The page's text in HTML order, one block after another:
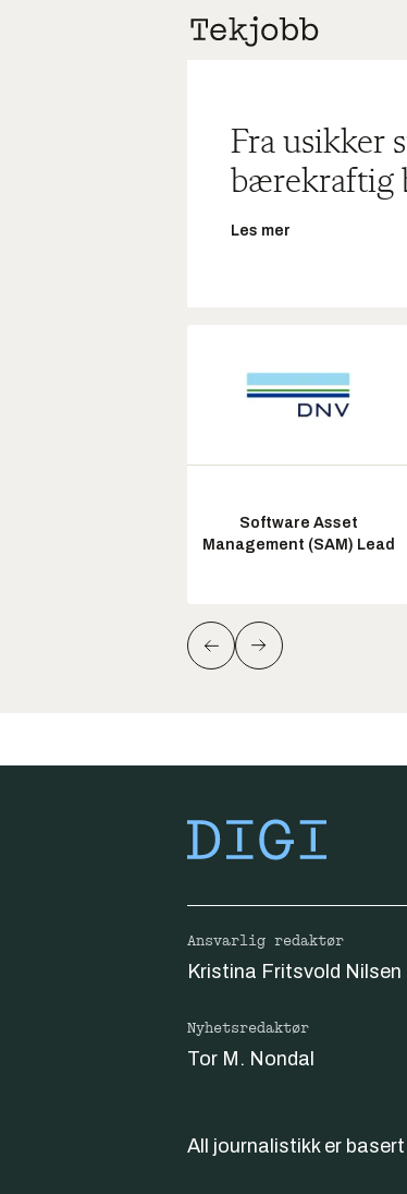
Fra usikker
bærekraftig
Les mer
Software Asset
Management (SAM) Lead
Ansvarlig redaktør
Kristina Fritsvold Nilsen
Nyhetsredaktør
Tor M. Nondal
All journalistikk er